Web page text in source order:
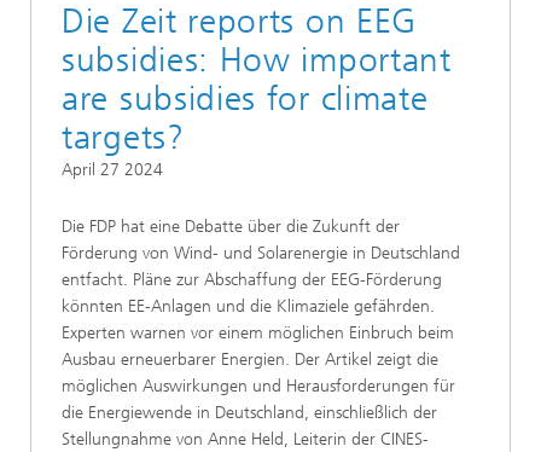
Die Zeit reports on EEG
subsidies: How important
are subsidies for climate
targets?
April 27 2024
Die FDP hat eine Debatte über die Zukunft der
Förderung von Wind- und Solarenergie in Deutschland
entfacht. Pläne zur Abschaffung der EEG-Förderung
könnten EE-Anlagen und die Klimaziele gefährden.
Experten warnen vor einem möglichen Einbruch beim
Ausbau erneuerbarer Energien. Der Artikel zeigt die
möglichen Auswirkungen und Herausforderungen für
die Energiewende in Deutschland, einschließlich der
Stellungnahme von Anne Held, Leiterin der CINES-